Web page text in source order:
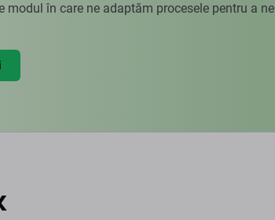
modul în care ne adaptăm procesele pentru a ne